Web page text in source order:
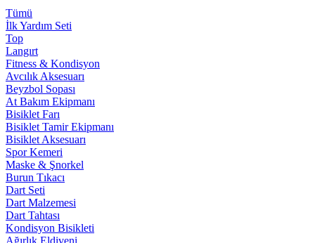
Tümü
İlk Yardım Seti
Top
Langırt
Fitness & Kondisyon
Avcılık Aksesuarı
Beyzbol Sopası
At Bakım Ekipmanı
Bisiklet Farı
Bisiklet Tamir Ekipmanı
Bisiklet Aksesuarı
Spor Kemeri
Maske & Şnorkel
Burun Tıkacı
Dart Seti
Dart Malzemesi
Dart Tahtası
Kondisyon Bisikleti
Ağırlık Eldiveni